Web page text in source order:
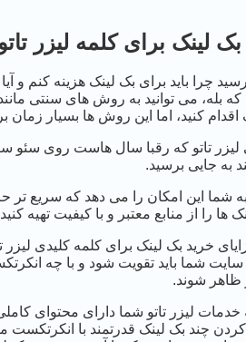
لینک برای کلمه لیزر
چرا باید برای بک لینک هزینه کنم و
بله، می توانید به روش های سنتی
اقدام کنید، اما این روش ها بسیار زمان
لیزر تاتو که رقبا سال هاست روی سئو
به جایی برسید.
شما این امکان را می دهد که سریع تر
ها را از منابع معتبر و با کیفیت تهیه
خرید بک لینک برای کلمه کلیدی
شما باید تقویت شود و با چه
ظاهر شوند.
خدمات لیزر تاتو شما دارای محتوای
کردن چند بک لینک قدرتمند با